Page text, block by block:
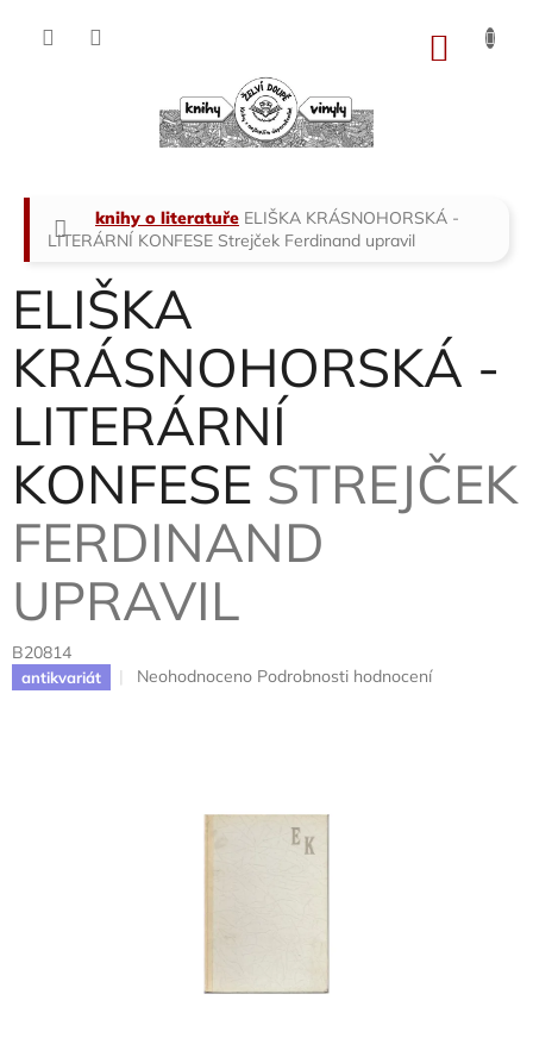
Domů
knihy o literatuře ELIŠKA KRÁSNOHORSKÁ -
LITERÁRNÍ KONFESE Strejček Ferdinand upravil
ELIŠKA
KRÁSNOHORSKÁ -
LITERÁRNÍ
KONFESE STREJČEK
FERDINAND
UPRAVIL
B20814
antikvariát
Průměrné
Neohodnoceno Podrobnosti hodnocení